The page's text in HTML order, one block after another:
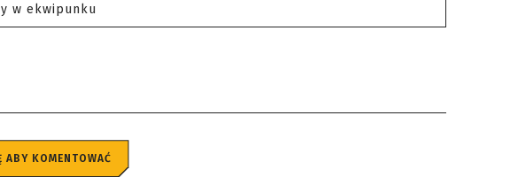
w ekwipunku
ABY KOMENTOWAĆ